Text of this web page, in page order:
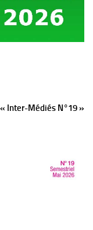
Inter-Médiés N°19 »